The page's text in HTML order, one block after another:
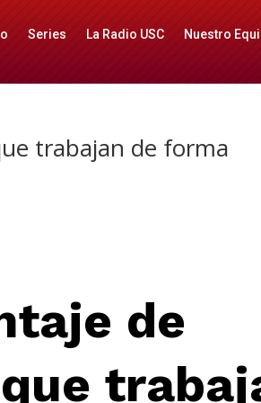
Series La Radio USC Nuestro
trabajan de forma
de